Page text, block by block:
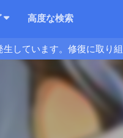
高度な検索
しています。修復に取り